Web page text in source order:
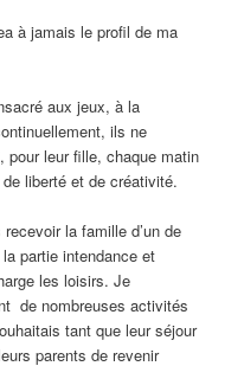
à jamais le profil de ma
aux jeux, à la
ils ne
pour leur fille, chaque matin
de liberté et de créativité.
la famille d’un de
partie intendance et
les loisirs. Je
de nombreuses activités
tant que leur séjour
parents de revenir